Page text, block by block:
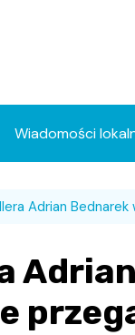
Wiadomości
Wydarzenia
Sport
Adrian